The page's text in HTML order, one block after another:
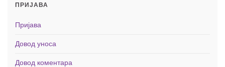
ПРИЈАВА
Пријава
Довод уноса
Довод коментара